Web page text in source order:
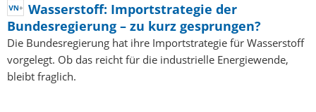
Wasserstoff: Importstrategie der
Bundesregierung – zu kurz gesprungen?
Die Bundesregierung hat ihre Importstrategie für Wasserstoff
vorgelegt. Ob das reicht für die industrielle Energiewende,
bleibt fraglich.